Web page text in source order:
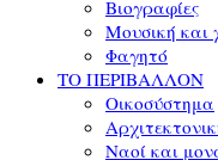
Βιογραφίες
Μουσική και
Φαγητό
ΤΟ ΠΕΡΙΒΑΛΛΟΝ
Οικοσύστημα
Ναοί και